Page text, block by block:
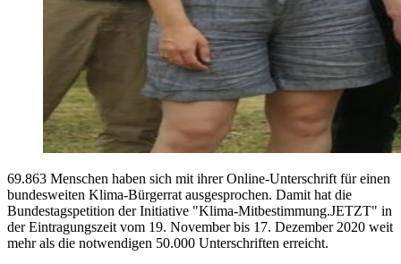
69.863 Menschen haben sich mit ihrer Online-Unterschrift für einen
bundesweiten Klima-Bürgerrat ausgesprochen. Damit hat die
Bundestagspetition der Initiative "Klima-Mitbestimmung.JETZT" in
der Eintragungszeit vom 19. November bis 17. Dezember 2020 weit
mehr als die notwendigen 50.000 Unterschriften erreicht.